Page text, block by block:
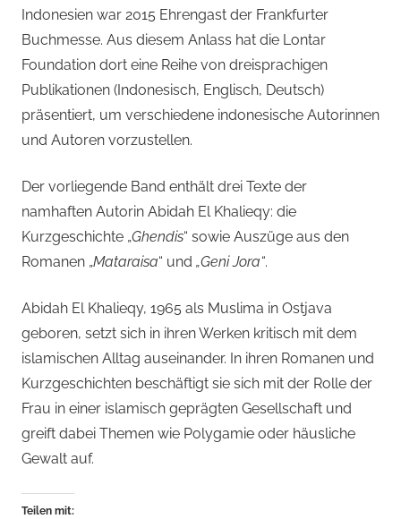
Indonesien war 2015 Ehrengast der Frankfurter
Buchmesse. Aus diesem Anlass hat die Lontar
Foundation dort eine Reihe von dreisprachigen
Publikationen (Indonesisch, Englisch, Deutsch)
präsentiert, um verschiedene indonesische Autorinnen
und Autoren vorzustellen.
Der vorliegende Band enthält drei Texte der
namhaften Autorin Abidah El Khalieqy: die
Kurzgeschichte „Ghendis“ sowie Auszüge aus den
Romanen „Mataraisa“ und „Geni Jora“.
Abidah El Khalieqy, 1965 als Muslima in Ostjava
geboren, setzt sich in ihren Werken kritisch mit dem
islamischen Alltag auseinander. In ihren Romanen und
Kurzgeschichten beschäftigt sie sich mit der Rolle der
Frau in einer islamisch geprägten Gesellschaft und
greift dabei Themen wie Polygamie oder häusliche
Gewalt auf.
Teilen mit: